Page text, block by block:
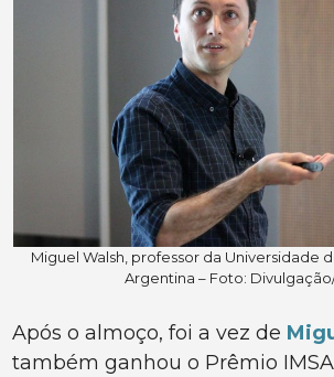
Miguel Walsh, professor da Universidade
Argentina – Foto:
Após o almoço, foi a vez de
também ganhou o Prêmio